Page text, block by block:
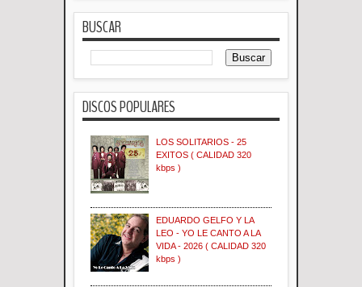
BUSCAR
DISCOS POPULARES
LOS SOLITARIOS - 25
EXITOS ( CALIDAD 320
kbps )
EDUARDO GELFO Y LA
LEO - YO LE CANTO A LA
VIDA - 2026 ( CALIDAD 320
kbps )